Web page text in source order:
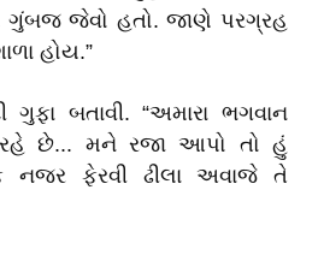
ગુંબજ જેવો હતો. જાણે પરગ્રહ
હોય.”
ગુફા બતાવી. “અમારા ભગવાન
છે... મને રજા આપો તો હું
નજર ફેરવી ઢીલા અવાજે તે